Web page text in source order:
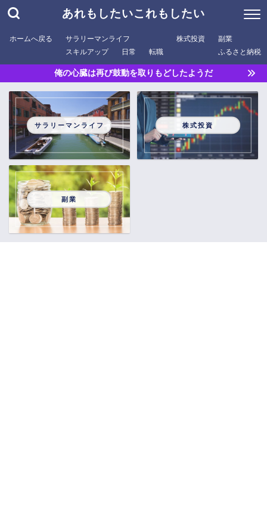
あれもしたいこれもしたい
ホームへ戻る
サラリーマンライフ
スキルアップ
日常 転職
株式投資
副業
ふるさと納税
俺の心臓は再び鼓動を取りもどしたようだ
サラリーマンライフ 株式投資
副業